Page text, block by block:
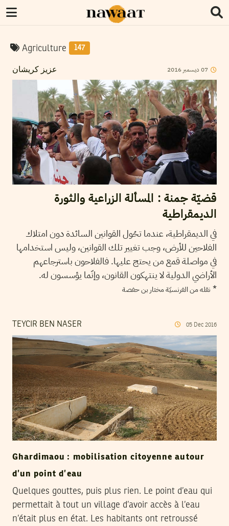
Agriculture 147
عزيز كريشان 07 ديسمبر 2016
قضيّة جمنة : المسألة الزراعية والثورة
الديمقراطية
في الديمقراطية، عندما تحُول القوانين السائدة دون امتلاك
الفلاحين للأرض، وجب تغيير تلك القوانين، وليس استخدامها
في مواصلة قمع من يحتج عليها. فالفلاحون باسترجاعهم
الأراضي الدولية لا ينتهكون القانون، وإنّما يؤسسون له.
* نقله من الفرنسيّة مختار بن حفصة
TEYCIR BEN NASER 05 Dec 2016
Ghardimaou : mobilisation citoyenne autour
d’un point d’eau
Quelques gouttes, puis plus rien. Le point d’eau qui
permettait à tout un village d’avoir accès à l’eau
n’était plus en état. Les habitants ont retroussé